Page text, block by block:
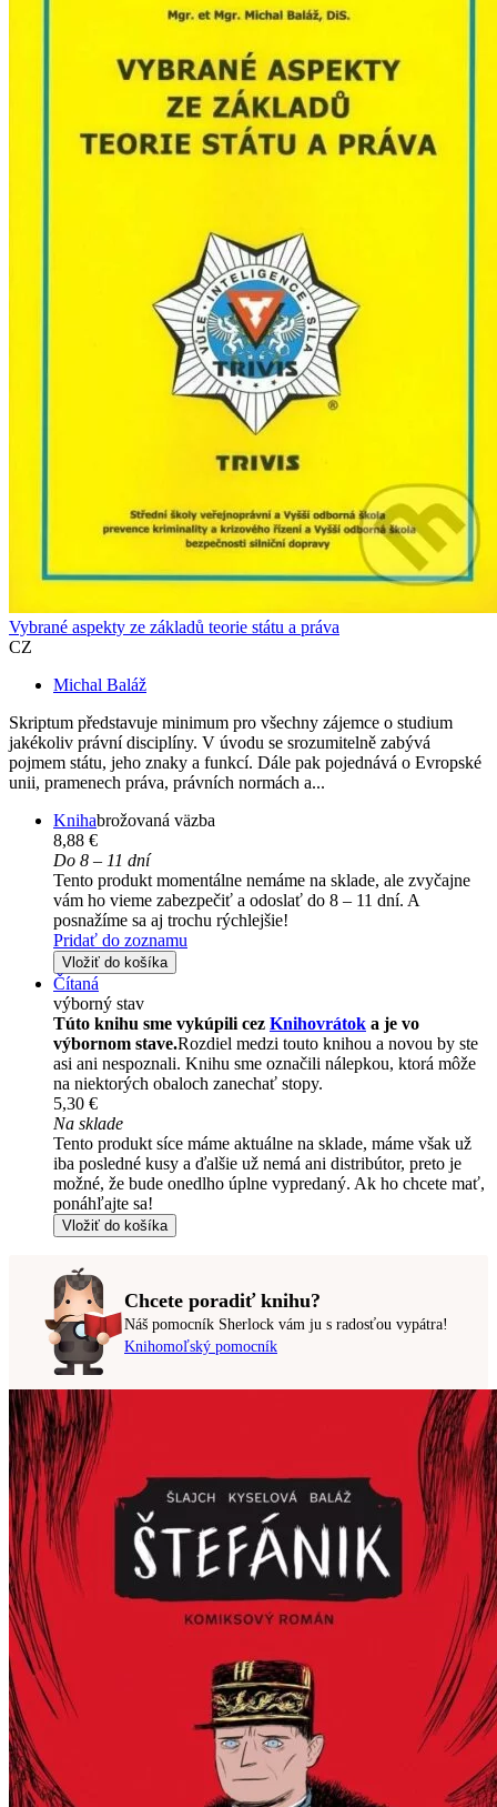
Vybrané aspekty ze základů teorie státu a práva
CZ
Michal Baláž
Skriptum představuje minimum pro všechny zájemce o studium
jakékoliv právní disciplíny. V úvodu se srozumitelně zabývá
pojmem státu, jeho znaky a funkcí. Dále pak pojednává o Evropské
unii, pramenech práva, právních normách a...
Knihabrožovaná väzba
8,88 €
Do 8 – 11 dní
Tento produkt momentálne nemáme na sklade, ale zvyčajne
vám ho vieme zabezpečiť a odoslať do 8 – 11 dní. A
posnažíme sa aj trochu rýchlejšie!
Pridať do zoznamu
Vložiť do košíka
Čítaná
výborný stav
Túto knihu sme vykúpili cez Knihovrátok a je vo
výbornom stave.Rozdiel medzi touto knihou a novou by ste
asi ani nespoznali. Knihu sme označili nálepkou, ktorá môže
na niektorých obaloch zanechať stopy.
5,30 €
Na sklade
Tento produkt síce máme aktuálne na sklade, máme však už
iba posledné kusy a ďalšie už nemá ani distribútor, preto je
možné, že bude onedlho úplne vypredaný. Ak ho chcete mať,
ponáhľajte sa!
Vložiť do košíka
Chcete poradiť knihu?
Náš pomocník Sherlock vám ju s radosťou vypátra!
Knihomoľský pomocník